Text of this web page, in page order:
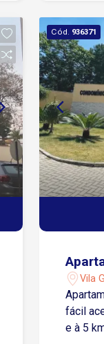
Cód. 936371
Vila
fácil
e à 5